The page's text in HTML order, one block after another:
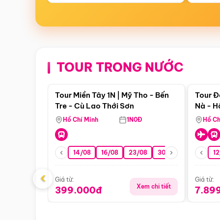
TOUR TRONG NƯỚC
Điểm nổi bật
Tour Miền Tây 1N | Mỹ Tho - Bến
Tre - Cù Lao Thới Sơn
Hồ Chí Minh 1N0Đ
14/08 16/08 23/08 30/08 06/09
Giá từ:
399.000đ Xem chi tiết
Tour
Nà -
Nha
Hồ
Giá từ:
‹